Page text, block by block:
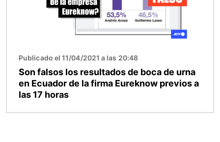
Publicado el 11/04/2021 a las 20:48
Son falsos los resultados de boca de urna
en Ecuador de la firma Eureknow previos a
las 17 horas